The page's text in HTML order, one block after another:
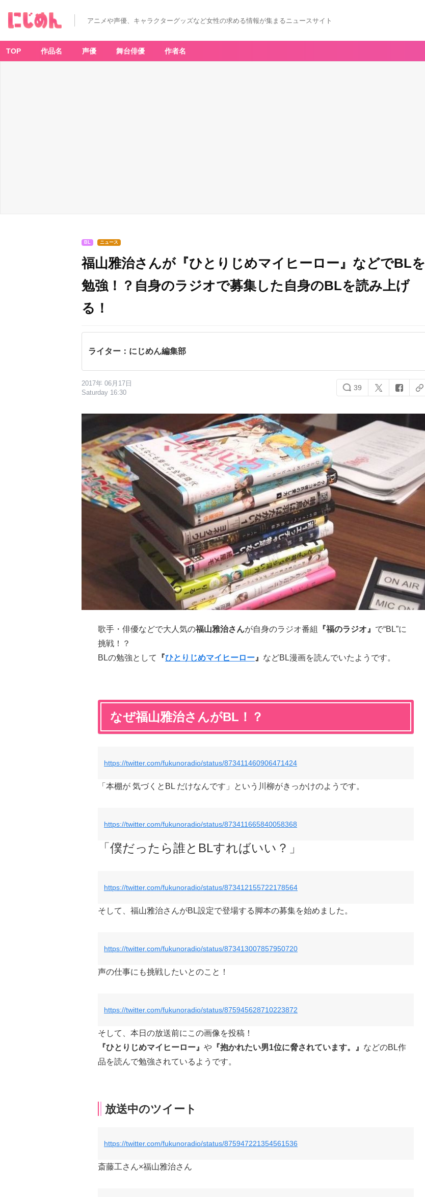
アニメや声優、キャラクターグッズなど女性の求める情報が集まるニュースサイト
TOP 作品名 声優 舞台俳優 作者名
BL ニュース
福山雅治さんが『ひとりじめマイヒーロー』などでBLを
勉強！？自身のラジオで募集した自身のBLを読み上げ
る！
ライター：にじめん編集部
2017年 06月17日
Saturday 16:30
39
歌手・俳優などで大人気の福山雅治さんが自身のラジオ番組 『福のラジオ』 で“BL”に
挑戦！？
BLの勉強として
『ひとりじめマイヒーロー 』 などBL漫画を読んでいたようです。
なぜ福山雅治さんがBL！？
https://twitter.com/fukunoradio/status/873411460906471424
「本棚が 気づくとBL だけなんです」という川柳がきっかけのようです。
https://twitter.com/fukunoradio/status/873411665840058368
「僕だったら誰とBLすればいい？」
https://twitter.com/fukunoradio/status/873412155722178564
そして、福山雅治さんがBL設定で登場する脚本の募集を始めました。
https://twitter.com/fukunoradio/status/873413007857950720
声の仕事にも挑戦したいとのこと！
https://twitter.com/fukunoradio/status/875945628710223872
そして、本日の放送前にこの画像を投稿！
『ひとりじめマイヒーロー』 や 『抱かれたい男1位に脅されています。』 などのBL作
品を読んで勉強されているようです。
放送中のツイート
https://twitter.com/fukunoradio/status/875947221354561536
斎藤工さん×福山雅治さん